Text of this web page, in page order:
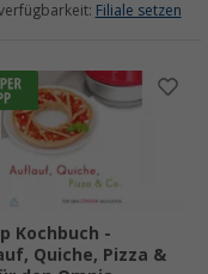
Filiale setzen
Kochbuch -
Quiche, Pizza &